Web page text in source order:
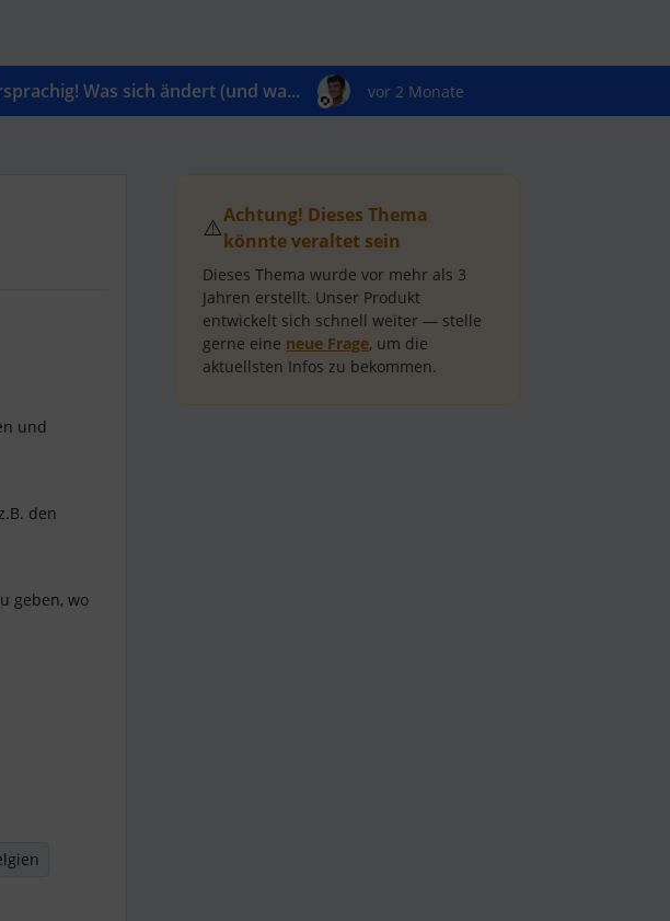
Was sich ändert (und wa... vor 2 Monate
und
den
geben, wo
⚠️Achtung! Dieses Thema
könnte veraltet sein
Dieses Thema wurde vor mehr als 3
Jahren erstellt. Unser Produkt
entwickelt sich schnell weiter — stelle
gerne eine neue Frage, um die
aktuellsten Infos zu bekommen.